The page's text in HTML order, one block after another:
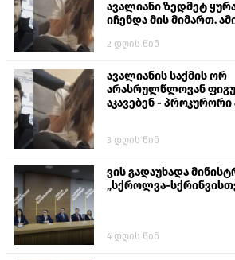
ავალიანი ზედმეტ
იჩენდა მის მიმართ.
თავს დასხმოდა გიგა
2 დღის წინ
ავალიანის საქმის ორ
არასრულწლოვან
აკავებენ -
3 დღის წინ
ვის გადაუხადა
„სქროლვა-
4 დღის წინ